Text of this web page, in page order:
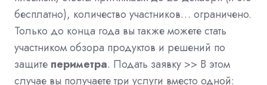
бесплатно), количество участников… ограничено.
Только до конца года вы также можете стать
участником обзора продуктов и решений по
защите периметра. Подать заявку >> В этом
случае вы получаете три услуги вместо одной: